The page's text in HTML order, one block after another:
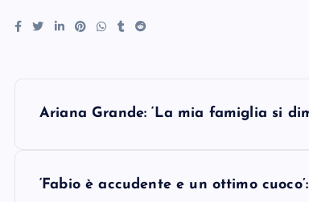
Ariana Grande: ‘La mia famiglia si
‘Fabio è accudente e un ottimo